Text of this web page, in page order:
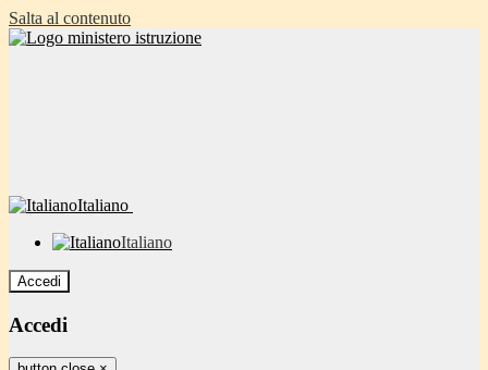
Salta al contenuto
Italiano
Italiano
Accedi
Accedi